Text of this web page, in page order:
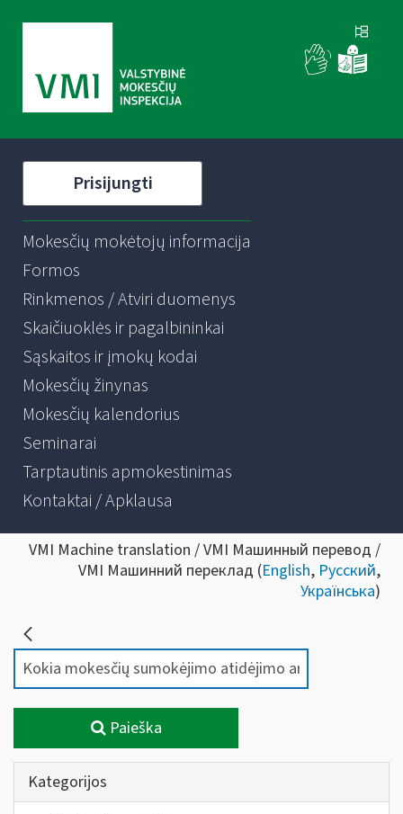
Prisijungti
Mokesčių mokėtojų informacija
Formos
Rinkmenos / Atviri duomenys
Skaičiuoklės ir pagalbininkai
Sąskaitos ir įmokų kodai
Mokesčių žinynas
Mokesčių kalendorius
Seminarai
Tarptautinis apmokestinimas
Kontaktai / Apklausa
VMI Machine translation / VMI Машинный перевод /
VMI Машинний переклад (English, Русский,
Українська)
Paieška
Kategorijos